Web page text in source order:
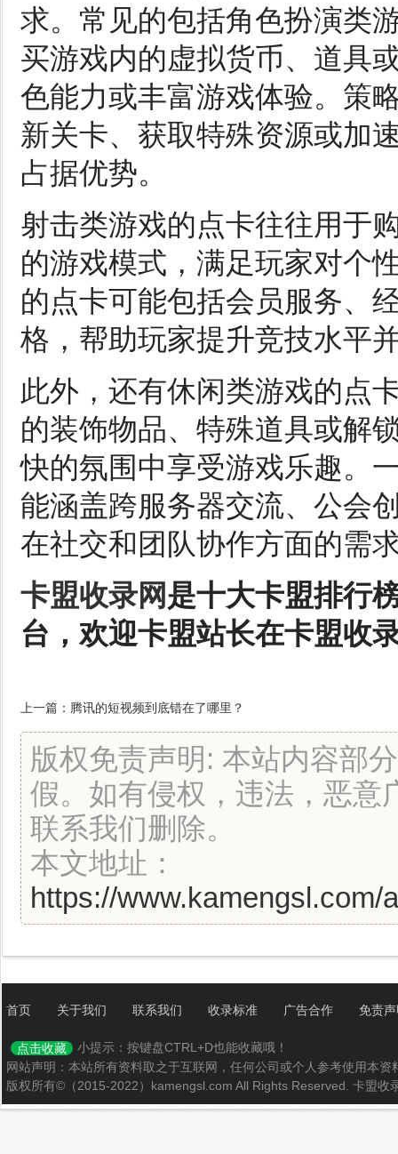
求。常见的包括角色扮演类
买游戏内的虚拟货币、道具
色能力或丰富游戏体验。策
新关卡、获取特殊资源或加
占据优势。
射击类游戏的点卡往往用于
的游戏模式，满足玩家对个
的点卡可能包括会员服务、
格，帮助玩家提升竞技水平
此外，还有休闲类游戏的点
的装饰物品、特殊道具或解
快的氛围中享受游戏乐趣。
能涵盖跨服务器交流、公会
在社交和团队协作方面的需
卡盟收录网是十大卡盟排行
台，欢迎卡盟站长在卡盟收
上一篇： 腾讯的短视频到底错在了哪里？
版权免责声明: 本站内容部
假。如有侵权，违法，恶意
联系我们删除。
本文地址：
https://www.kamengsl.com/
首页 关于我们 联系我们 收录标准 广告合作 免责
点击收藏
小提示：按键盘CTRL+D也能收藏哦！
网站声明：本站所有资料取之于互联网，任何公司或个人参考使用本
版权所有©（2015-2022）kamengsl.com All Rights Reserved. 卡盟收